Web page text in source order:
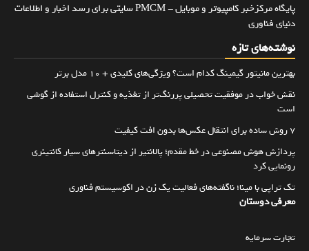
پایگاه مرکزخبر کامپیوتر و موبایل - PMCM سایتی برای رسد اخبار و اطلاعات
دنیای فناوری
نوشته‌های تازه
بهترین مانیتور گیمینگ کدام است؟ ویژگی‌های کلیدی + 10 مدل برتر
نقش خواب در موفقیت تحصیلی پررنگ‌تر از تغذیه و کنترل استفاده از گوشی
است
۷ روش ساده برای انتقال عکس‌ها بدون افت کیفیت
پردازش هوش مصنوعی در خط مقدم؛ پالانتیر از دیتاسنترهای سیار کانتینری
رونمایی کرد
تک تراپی با مینا؛ ناگفته‌های فعالیت یک زن در اکوسیستم فناوری
معرفی دوستان
تجارت سرمایه